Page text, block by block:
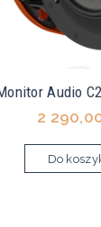
Audio
2
Do